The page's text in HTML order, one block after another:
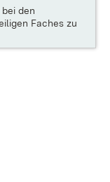
den
Faches zu